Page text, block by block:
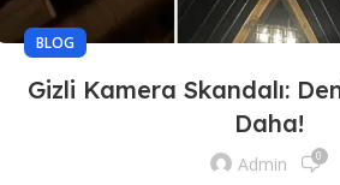
BLOG
Gizli Kamera Skandalı:
Daha!
Admin 0